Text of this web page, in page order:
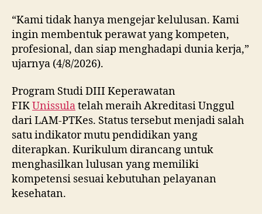
“Kami tidak hanya mengejar kelulusan. Kami
ingin membentuk perawat yang kompeten,
profesional, dan siap menghadapi dunia kerja,”
ujarnya (4/8/2026).
Program Studi DIII Keperawatan
FIKUnissulatelah meraih Akreditasi Unggul
dari LAM-PTKes. Status tersebut menjadi salah
satu indikator mutu pendidikan yang
diterapkan. Kurikulum dirancang untuk
menghasilkan lulusan yang memiliki
kompetensi sesuai kebutuhan pelayanan
kesehatan.